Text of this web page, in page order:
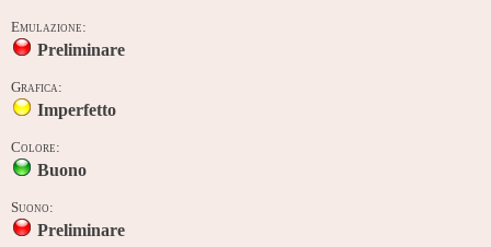
Emulazione:
Preliminare
Grafica:
Imperfetto
Colore:
Buono
Suono:
Preliminare